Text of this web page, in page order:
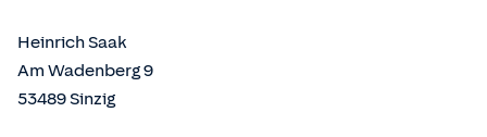
Heinrich Saak
Am Wadenberg 9
53489Sinzig